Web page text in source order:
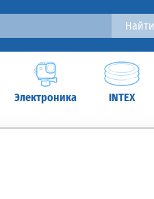
Найти
Электроника INTEX